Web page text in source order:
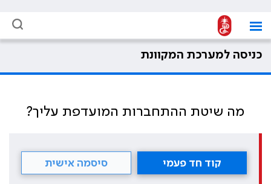
כניסה למערכת המקוונת
מה שיטת ההתחברות המועדפת עליך?
קוד חד פעמי סיסמה אישית